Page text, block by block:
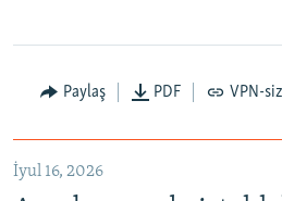
Paylaş PDF VPN-
İyul 16, 2026